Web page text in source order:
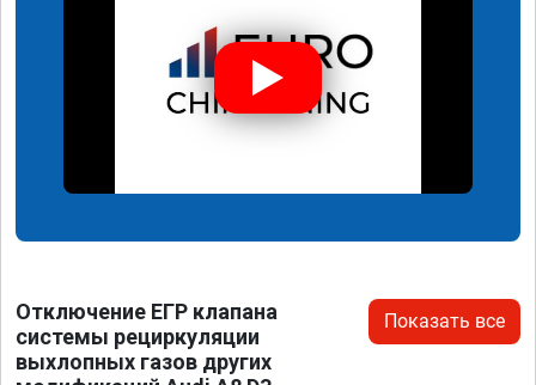
Отключение ЕГР клапана
системы рециркуляции
выхлопных газов других
Показать все